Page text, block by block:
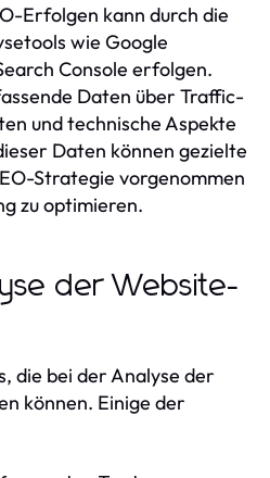
Erfolgen kann durch die
wie Google
Console erfolgen.
Daten über Traffic-
und technische Aspekte
Daten können gezielte
Strategie vorgenommen
zu optimieren.
der Website-
die bei der Analyse der
können. Einige der